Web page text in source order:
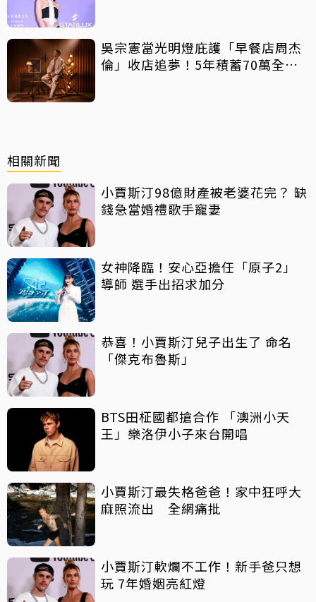
吳宗憲當光明燈庇護「早餐店周杰
倫」收店追夢！5年積蓄70萬全砸
相關新聞
小賈斯汀98億財產被老婆花完？ 缺
錢急當婚禮歌手寵妻
女神降臨！安心亞擔任「原子2」
導師 選手出招求加分
恭喜！小賈斯汀兒子出生了 命名
「傑克布魯斯」
BTS田柾國都搶合作 「澳洲小天
王」樂洛伊小子來台開唱
小賈斯汀最失格爸爸！家中狂呼大
麻照流出 全網痛批
小賈斯汀軟爛不工作！新手爸只想
玩 7年婚姻亮紅燈